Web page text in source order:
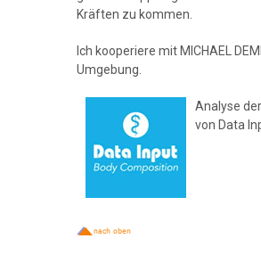
Kräften zu kommen.
Ich kooperiere mit MICHAEL
Umgebung.
Analyse
von Data